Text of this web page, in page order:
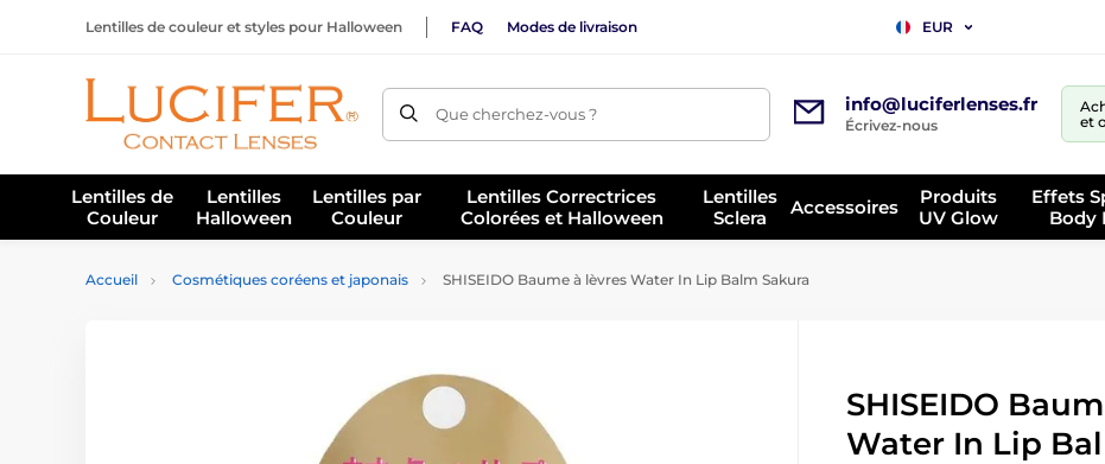
Lentilles de couleur et styles pour Halloween FAQ Modes de livraison EUR
Que cherchez-vous ? info@luciferlenses.fr
Écrivez-nous
et
Lentilles de
Couleur
Lentilles
Halloween
Lentilles par
Couleur
Lentilles Correctrices
Colorées et Halloween
Lentilles
Sclera
Accessoires
Produits
UV Glow
Effets
Body
Accueil Cosmétiques coréens et japonais SHISEIDO Baume à lèvres Water In Lip Balm Sakura
SHISEIDO
Water In Lip